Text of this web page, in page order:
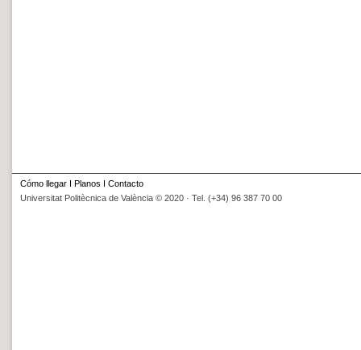
Cómo llegar I Planos I Contacto
Universitat Politècnica de València © 2020 · Tel. (+34) 96 387 70 00